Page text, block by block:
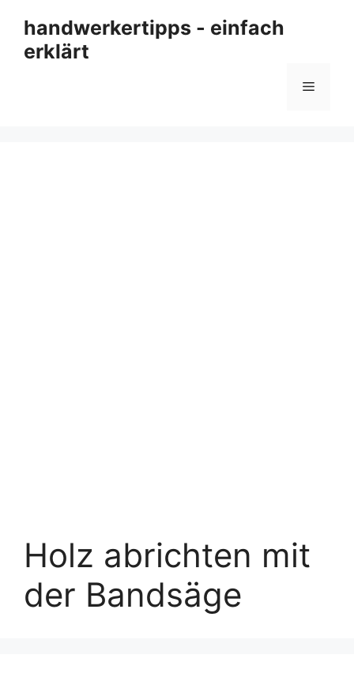
Inhalt
springen
handwerkertipps - einfach
erklärt
Menü
Holz abrichten mit
der Bandsäge